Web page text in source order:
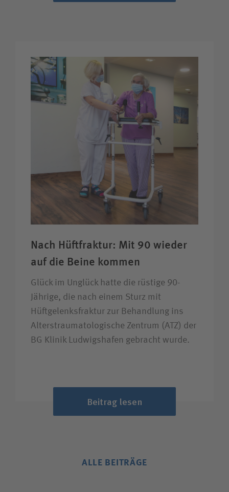
Nach Hüftfraktur: Mit 90 wieder
auf die Beine kommen
Glück im Unglück hatte die rüstige 90-
Jährige, die nach einem Sturz mit
Hüftgelenksfraktur zur Behandlung ins
Alterstraumatologische Zentrum (ATZ) der
BG Klinik Ludwigshafen gebracht wurde.
Beitrag lesen
ALLE BEITRÄGE